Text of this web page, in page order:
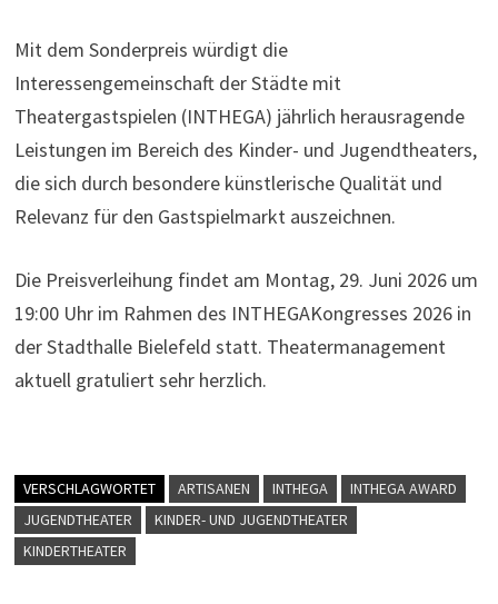
Mit dem Sonderpreis würdigt die
Interessengemeinschaft der Städte mit
Theatergastspielen (INTHEGA) jährlich herausragende
Leistungen im Bereich des Kinder- und Jugendtheaters,
die sich durch besondere künstlerische Qualität und
Relevanz für den Gastspielmarkt auszeichnen.
Die Preisverleihung findet am Montag, 29. Juni 2026 um
19:00 Uhr im Rahmen des INTHEGAKongresses 2026 in
der Stadthalle Bielefeld statt. Theatermanagement
aktuell gratuliert sehr herzlich.
VERSCHLAGWORTET ARTISANEN INTHEGA
INTHEGA AWARD
JUGENDTHEATER
KINDER- UND JUGENDTHEATER
KINDERTHEATER